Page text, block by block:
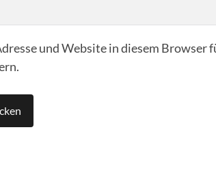
und Website in diesem Browser